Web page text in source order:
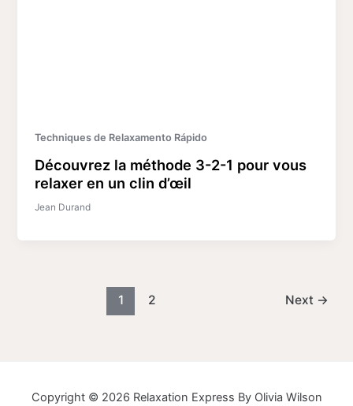
Techniques de Relaxamento Rápido
Découvrez la méthode 3-2-1 pour vous
relaxer en un clin d’œil
Jean Durand
1 2 Next →
Copyright © 2026 Relaxation Express By Olivia Wilson